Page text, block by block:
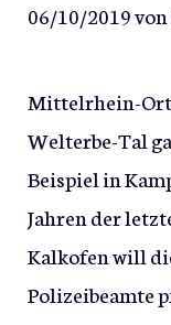
06/10/2019von
Mittelrhein-
Welterbe-Tal
Beispiel in
Jahren der
Kalkofen will
Polizeibeamte